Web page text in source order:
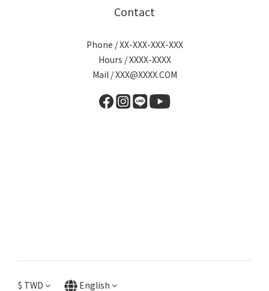
Contact
Phone / XX-XXX-XXX-XXX
Hours / XXXX-XXXX
Mail / XXX@XXXX.COM
$ TWD English